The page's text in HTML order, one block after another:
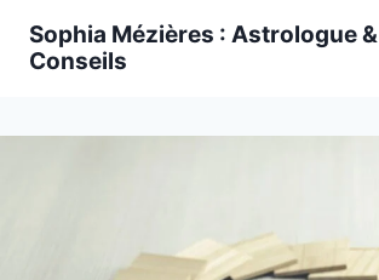
Sophia Mézières : Astrologue &
Conseils